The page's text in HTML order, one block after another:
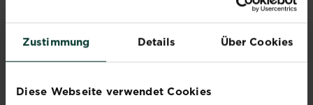
Zustimmung Details Über Cookies
Diese Webseite verwendet Cookies